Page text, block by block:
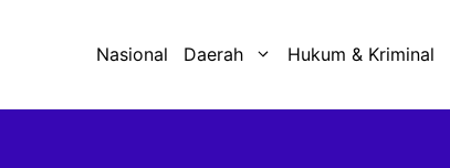
Nasional Daerah Hukum & Kriminal